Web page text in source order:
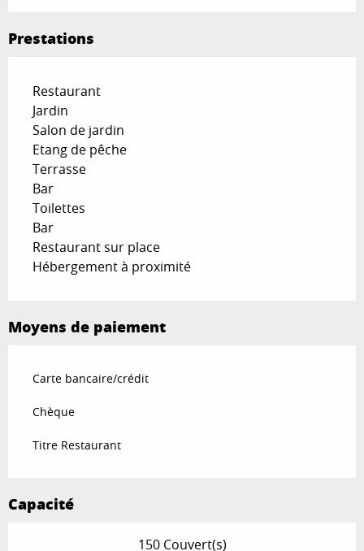
Prestations
Restaurant
Jardin
Salon de jardin
Etang de pêche
Terrasse
Bar
Toilettes
Bar
Restaurant sur place
Hébergement à proximité
Moyens de paiement
Carte bancaire/crédit
Chèque
Titre Restaurant
Capacité
150 Couvert(s)